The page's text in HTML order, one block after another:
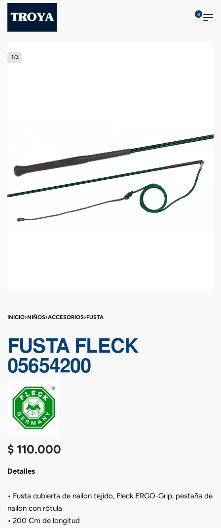
0
1/3
INICIO›NIÑOS›ACCESORIOS›FUSTA
FUSTA FLECK
05654200
$ 110.000
Detalles
• Fusta cubierta de nailon tejido, Fleck ERGO-Grip, pestaña de
nailon con rótula
• 200 Cm de longitud